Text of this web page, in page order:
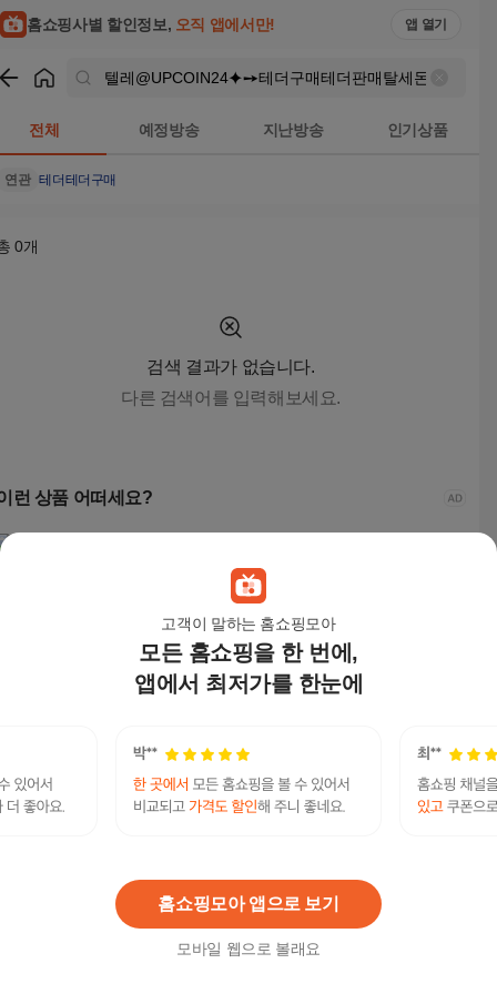
고객이 말하는 홈쇼핑모아
모든 홈쇼핑을 한 번에,
앱에서 최저가를 한눈에
홈쇼핑모아 앱으로 보기
모바일 웹으로 볼래요
홈쇼핑사별 할인정보, 오직 앱에서만! 앱 열기
전체 예정방송 지난방송 인기상품
연관 테더 테더구매
0개
검색 결과가 없습니다.
다른 검색어를 입력해보세요.
런 상품 어떠세요?
정수기 카운터탑 9
계 필터링 / 자가설치
1년치 필터포함, 아크
WD-CP522T 물통 생수
통 소형 사무실 탕비실
209,000원
수 정수기 카운터탑 9
단계 필터링 / 자가설치
/ 1년치 필터포함, 스너
137,900
생
테더구매
텔레@UPCOIN24⯌➙테더구매테더판매탈세돈세탁 검색결과 |